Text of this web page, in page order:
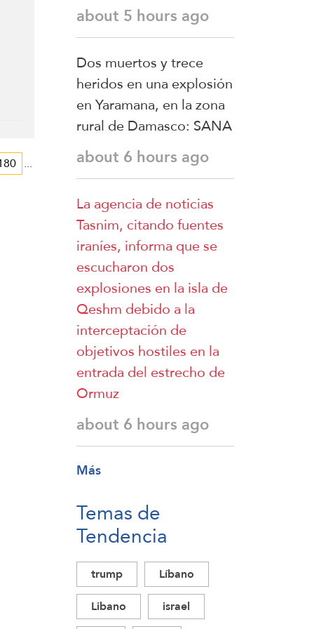
...
about 5 hours ago
Dos muertos y trece
heridos en una explosión
en Yaramana, en la zona
rural de Damasco: SANA
about 6 hours ago
La agencia de noticias
Tasnim, citando fuentes
iraníes, informa que se
escucharon dos
explosiones en la isla de
Qeshm debido a la
interceptación de
objetivos hostiles en la
entrada del estrecho de
Ormuz
about 6 hours ago
Más
Temas de
Tendencia
trump
Líbano
Libano
israel